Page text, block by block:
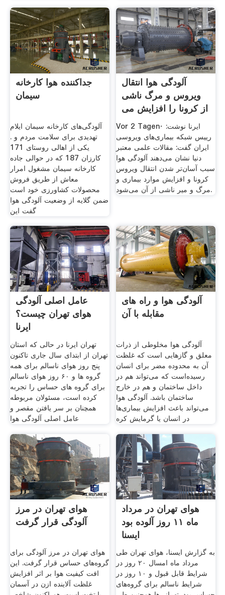
جداکننده هوا کارخانه
سیمان
آلودگی‌های کارخانه سیمان ایلام
تهدیدی برای سلامت‌ مردم و .
یکی از اهالی روستای 171
کارزان 187 که در حوالی جاده
کارخانه ‌سیمان مشغول امرار
معاش از طریق فروش
محصولات کشاورزی خود است
ضمن گلایه از وضعیت آلودگی هوا
گفت این
آلودگی هوا انتقال
ویروس و مرگ ناشی
از کرونا را افزایش می
Vor 2 Tagen· ایرنا نوشت:
رییس شبکه بیماری‌های ویروسی
ایران گفت: مقالات علمی معتبر
دنیا نشان می‌دهند آلودگی هوا
سبب آسان‌تر شدن انتقال ویروس
کرونا و افزایش موارد بیماری و
مرگ و میر ناشی از آن می‌شود.
عامل اصلی آلودگی
هوای تهران چیست؟
ایرنا
تهران ایرنا در حالی که استان
تهران از ابتدای سال جاری تاکنون
پنج روز هوای ناسالم برای همه
گروه ها و ۶۰ روز هوای ناسالم
برای گروه های حساس را تجربه
کرده است، مسئولان مربوطه
همچنان بر سر یافتن مقصر و
عامل اصلی آلودگی هوا
آلودگی هوا و راه های
مقابله با آن
آلودگی هوا مخلوطی از ذرات
معلق و گازهایی است که غلظت
آن به محدوده مضر برای انسان
رسیده‌است که می‌تواند هم در
داخل ساختمان و هم در خارج
ساختمان باشد. آلودگی هوا
می‌تواند باعث افزایش بیماری‌ها
در انسان یا گرمایش کره
هوای تهران در مرز
آلودگی قرار گرفت
هوای تهران در مرز آلودگی برای
گروه‌های حساس قرار گرفت. این
افت کیفیت هوا بر اثر افزایش
غلظت آلاینده ازن در آسمان
هوای تهران در مرداد
ماه ۱۱ روز آلوده بود
ایسنا
به گزارش ایسنا، هوای تهران طی
مرداد ماه امسال ۲۰ روز در
شرایط قابل قبول و ۱۰ روز در
شرایط ناسالم برای گروه‌های